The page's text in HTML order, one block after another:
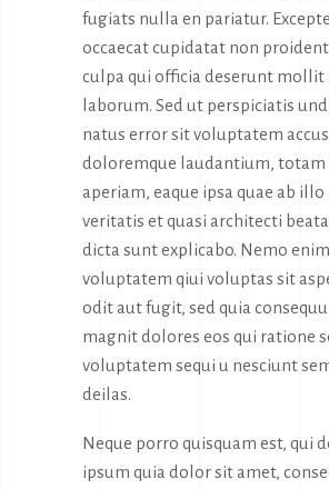
fugiats nulla en pariatur.
occaecat cupidatat non
culpa qui officia deserunt mollit
laborum. Sed ut perspiciatis
natus error sit voluptatem
doloremque laudantium, totam
aperiam, eaque ipsa quae ab
veritatis et quasi architecti
dicta sunt explicabo. Nemo
voluptatem qiui voluptas sit
odit aut fugit, sed quia
magnit dolores eos qui ratione
voluptatem sequi u nesciunt
deilas.
Neque porro quisquam est, qui
ipsum quia dolor sit amet,